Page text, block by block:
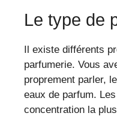
Le type de
Il existe différents
parfumerie. Vous
proprement parler,
eaux de parfum.
concentration la